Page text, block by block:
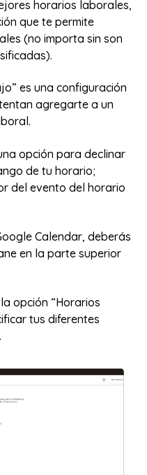
horarios laborales,
que te permite
(no importa sin son
es una configuración
agregarte a un
opción para declinar
de tu horario;
del evento del horario
Calendar, deberás
en la parte superior
opción “Horarios
tus diferentes